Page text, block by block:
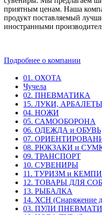
приятным ценам. Наша
продукт поставляемый
иностранными
Подробнее о компании
01. ОХОТА
Чучела
02. ПНЕВМАТИКА
15. ЛУКИ,
04. НОЖИ
05. САМООБОРОНА
06. ОДЕЖДА и ОБУВЬ
07.
08. РЮКЗАКИ и
09. ТРАНСПОРТ
10. СУВЕНИРЫ
11. ТУРИЗМ и
12. ТОВАРЫ ДЛЯ
13. РЫБАЛКА
14. ХСН (Снаряжение
03. ПУЛИ